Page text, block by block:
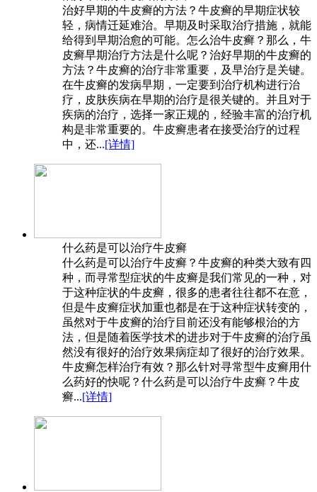
治好早期的牛皮癣的方法？牛皮癣的早期症状较
轻，病情迁延难治。早期及时采取治疗措施，就能
给得到早期治愈的可能。怎么治牛皮癣？那么，牛
皮癣早期治疗方法是什么呢？治好早期的牛皮癣的
方法？牛皮癣的治疗非常重要，及早治疗是关键。
在牛皮癣的发病早期，一定要到治疗机构进行治
疗，皮肤疾病在早期的治疗是很关键的。并且对于
疾病的治疗，选择一家正规的，经验丰富的治疗机
构是非常重要的。牛皮癣患者在接受治疗的过程
中，还...[详情]
什么药是可以治疗牛皮癣
什么药是可以治疗牛皮癣？牛皮癣的种类大致有四
种，而寻常型症状的牛皮癣是我们常见的一种，对
于这种症状的牛皮癣，很多的患者往往都不在意，
但是牛皮癣症状加重也都是在于这种症状转变的，
虽然对于牛皮癣的治疗目前还没有能够根治的方
法，但是随着医学技术的进步对于牛皮癣的治疗虽
然没有很好的治疗效果病症却了很好的治疗效果。
牛皮癣怎样治疗有效？那么针对寻常型牛皮癣用什
么药好的快呢？什么药是可以治疗牛皮癣？牛皮
癣...[详情]